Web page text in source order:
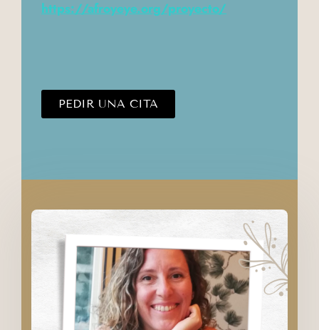
https://afroyeye.org/proyecto/
PEDIR UNA CITA